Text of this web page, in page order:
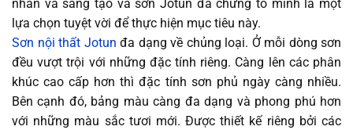
nhân và sáng tạo và sơn Jotun đã chứng tỏ mình là một
lựa chọn tuyệt vời để thực hiện mục tiêu này.
Sơn nội thất Jotun đa dạng về chủng loại. Ở mỗi dòng sơn
đều vượt trội với những đặc tính riêng. Càng lên các phân
khúc cao cấp hơn thì đặc tính sơn phủ ngày càng nhiều.
Bên cạnh đó, bảng màu càng đa dạng và phong phú hơn
với những màu sắc tươi mới. Được thiết kế riêng bởi các